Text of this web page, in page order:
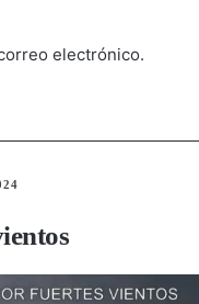
electrónico.